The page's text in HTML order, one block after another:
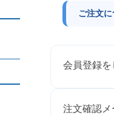
ご注文
会員登録を
注文確認メ